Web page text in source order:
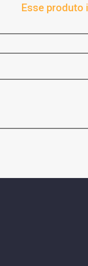
Esse produto